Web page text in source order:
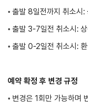
• 출발 8일전까지 취소시:
• 출발 3-7일전 취소시:
• 출발 0-2일전 취소시:
예약 확정 후 변경 규정
• 변경은 1회만 가능하며